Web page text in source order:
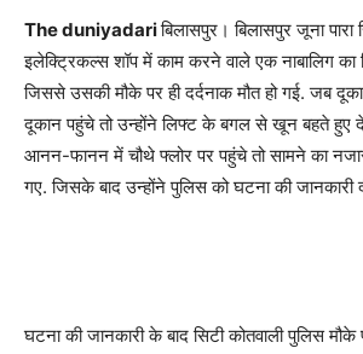
The duniyadariबिलासपुर। बिलासपुर जूना पारा
इलेक्ट्रिकल्स शॉप में काम करने वाले एक नाबालिग
जिससे उसकी मौके पर ही दर्दनाक मौत हो गई. जब
दूकान पहुंचे तो उन्होंने लिफ्ट के बगल से खून बहते हुए
आनन-फानन में चौथे फ्लोर पर पहुंचे तो सामने का
गए. जिसके बाद उन्होंने पुलिस को घटना की जानकारी
घटना की जानकारी के बाद सिटी कोतवाली पुलिस